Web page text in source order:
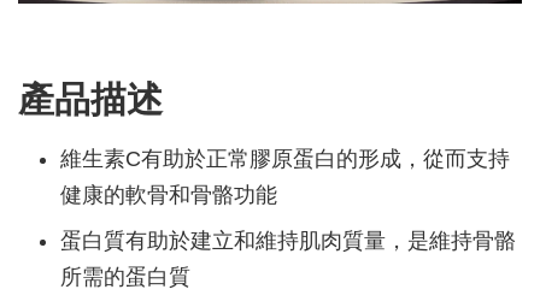
產品描述
維生素C有助於正常膠原蛋白的形成，從而支持
健康的軟骨和骨骼功能
蛋白質有助於建立和維持肌肉質量，是維持骨骼
所需的蛋白質